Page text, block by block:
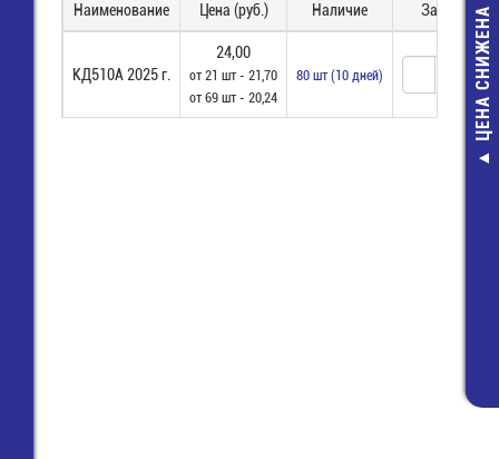
ЦЕНА СНИЖЕНА
Наименование Цена (руб.) Наличие Заказ
КД510А 2025 г.
24,00
от 21 шт - 21,70
от 69 шт - 20,24
80 шт (10 дней)